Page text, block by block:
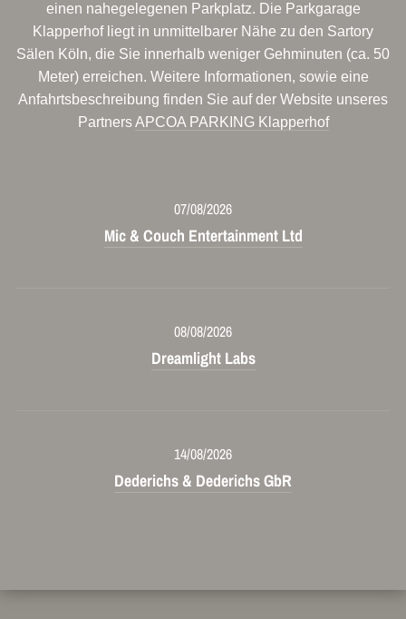
einen nahegelegenen Parkplatz. Die Parkgarage
Klapperhof liegt in unmittelbarer Nähe zu den Sartory
Sälen Köln, die Sie innerhalb weniger Gehminuten (ca. 50
Meter) erreichen. Weitere Informationen, sowie eine
Anfahrtsbeschreibung finden Sie auf der Website unseres
PartnersAPCOA PARKING Klapperhof
07/08/2026
Mic & Couch Entertainment Ltd
08/08/2026
Dreamlight Labs
14/08/2026
Dederichs & Dederichs GbR